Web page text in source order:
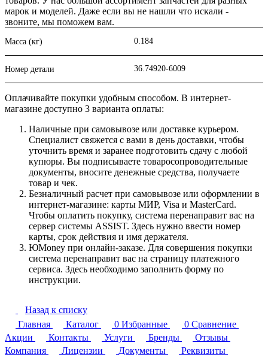
марок и моделей. Даже если вы не нашли что искали -
звоните, мы поможем вам.
Масса (кг) 0.184
Номер детали 36.74920-6009
Оплачивайте покупки удобным способом. В интернет-
магазине доступно 3 варианта оплаты:
Наличные при самовывозе или доставке курьером.
Специалист свяжется с вами в день доставки, чтобы
уточнить время и заранее подготовить сдачу с любой
купюры. Вы подписываете товаросопроводительные
документы, вносите денежные средства, получаете
товар и чек.
Безналичный расчет при самовывозе или оформлении в
интернет-магазине: карты МИР, Visa и MasterCard.
Чтобы оплатить покупку, система перенаправит вас на
сервер системы ASSIST. Здесь нужно ввести номер
карты, срок действия и имя держателя.
ЮMoney при онлайн-заказе. Для совершения покупки
система перенаправит вас на страницу платежного
сервиса. Здесь необходимо заполнить форму по
инструкции.
Назад к списку
Главная
Каталог 0 Избранные 0 Сравнение
Акции
Контакты Услуги Бренды
Отзывы
Компания
Лицензии Документы Реквизиты